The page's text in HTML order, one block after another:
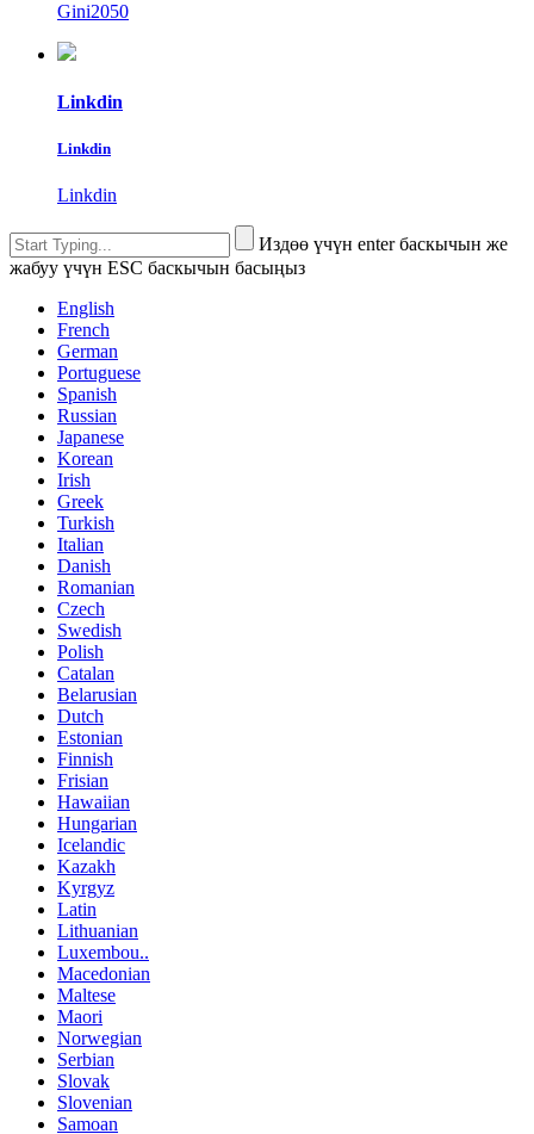
Gini2050
Linkdin
Linkdin
Linkdin
Издөө үчүн enter баскычын же
жабуу үчүн ESC баскычын басыңыз
English
French
German
Portuguese
Spanish
Russian
Japanese
Korean
Irish
Greek
Turkish
Italian
Danish
Romanian
Czech
Swedish
Polish
Catalan
Belarusian
Dutch
Estonian
Finnish
Frisian
Hawaiian
Hungarian
Icelandic
Kazakh
Kyrgyz
Latin
Lithuanian
Luxembou..
Macedonian
Maltese
Maori
Norwegian
Serbian
Slovak
Slovenian
Samoan